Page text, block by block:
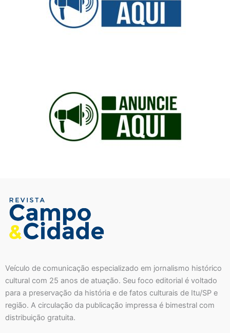
Veículo de comunicação especializado em jornalismo histórico
cultural com 25 anos de atuação. Seu foco editorial é voltado
para a preservação da história e de fatos culturais de Itu/SP e
região. A circulação da publicação impressa é bimestral com
distribuição gratuita.